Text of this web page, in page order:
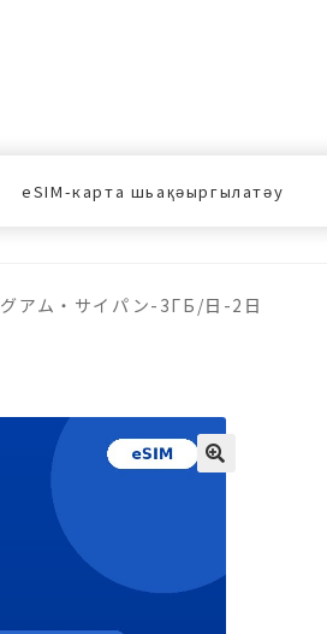
eSIM-карта шьақәыргылатәу
グアム・サイパン-3ГБ/日-2日